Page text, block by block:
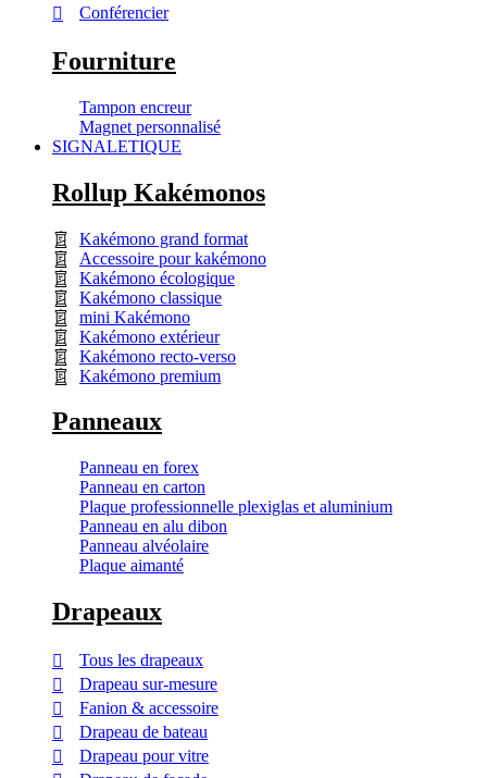
Conférencier
Fourniture
Tampon encreur
Magnet personnalisé
SIGNALETIQUE
Rollup Kakémonos
Kakémono grand format
Accessoire pour kakémono
Kakémono écologique
Kakémono classique
mini Kakémono
Kakémono extérieur
Kakémono recto-verso
Kakémono premium
Panneaux
Panneau en forex
Panneau en carton
Plaque professionnelle plexiglas et aluminium
Panneau en alu dibon
Panneau alvéolaire
Plaque aimanté
Drapeaux
Tous les drapeaux
Drapeau sur-mesure
Fanion & accessoire
Drapeau de bateau
Drapeau pour vitre